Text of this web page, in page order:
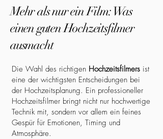
Mehr als nur ein Film: Was
einen guten Hochzeitsfilmer
ausmacht
Die Wahl des richtigen Hochzeitsfilmers ist
eine der wichtigsten Entscheidungen bei
der Hochzeitsplanung. Ein professioneller
Hochzeitsfilmer bringt nicht nur hochwertige
Technik mit, sondern vor allem ein feines
Gespür für Emotionen, Timing und
Atmosphäre.